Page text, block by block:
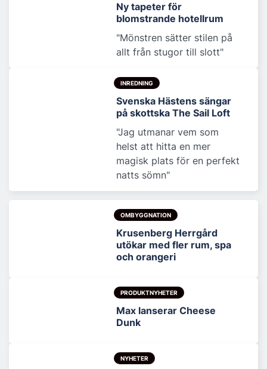
Ny tapeter för
blomstrande hotellrum
"Mönstren sätter stilen på
allt från stugor till slott"
INREDNING
Svenska Hästens sängar
på skottska The Sail Loft
"Jag utmanar vem som
helst att hitta en mer
magisk plats för en perfekt
natts sömn"
OMBYGGNATION
Krusenberg Herrgård
utökar med fler rum, spa
och orangeri
PRODUKTNYHETER
Max lanserar Cheese
Dunk
NYHETER